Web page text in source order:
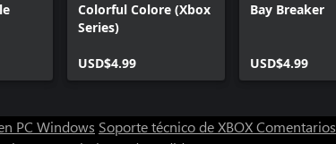
Colorful Colore (Xbox
Series)
USD$4.99
Bay Breaker
USD$4.99
PC Windows Soporte técnico de XBOXComentarios